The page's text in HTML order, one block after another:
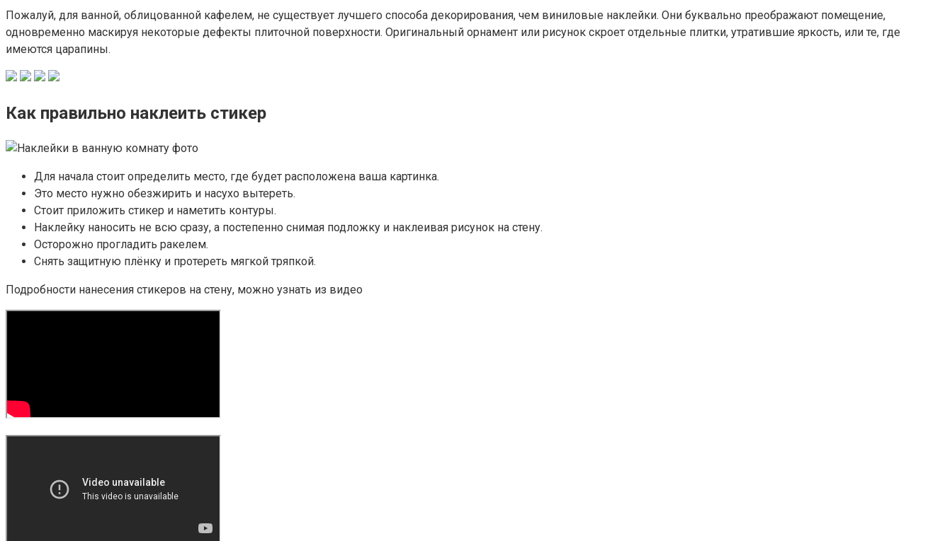
Пожалуй, для ванной, облицованной кафелем, не существует лучшего способа декорирования, чем виниловые наклейки. Они буквально преображают помещение,
одновременно маскируя некоторые дефекты плиточной поверхности. Оригинальный орнамент или рисунок скроет отдельные плитки, утратившие яркость, или те, где
имеются царапины.
Как правильно наклеить стикер
Для начала стоит определить место, где будет расположена ваша картинка.
Это место нужно обезжирить и насухо вытереть.
Стоит приложить стикер и наметить контуры.
Наклейку наносить не всю сразу, а постепенно снимая подложку и наклеивая рисунок на стену.
Осторожно прогладить ракелем.
Снять защитную плёнку и протереть мягкой тряпкой.
Подробности нанесения стикеров на стену, можно узнать из видео